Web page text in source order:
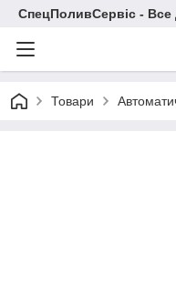
СпецПоливСервіс - Все
Товари